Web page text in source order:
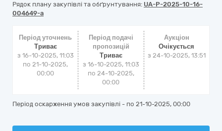
Рядок плану закупівлі та обґрунтування: UA-P-2025-10-16-
004649-a
Період уточнень
Триває
з 16-10-2025, 11:03
по 21-10-2025,
00:00
Період подачі
пропозицій
Триває
з 16-10-2025, 11:03
по 24-10-2025,
00:00
Аукціон
Очікується
з 24-10-2025, 13:51
Період оскарження умов закупівлі - по 21-10-2025, 00:00